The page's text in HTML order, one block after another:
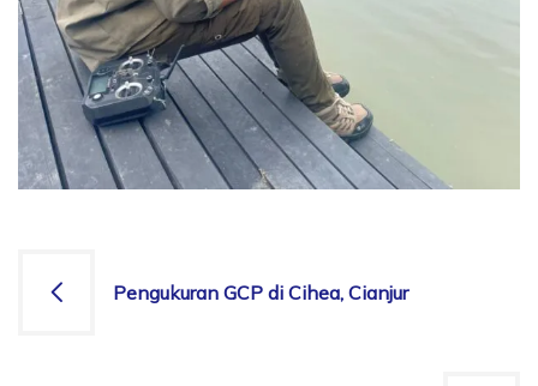
Pengukuran GCP di Cihea, Cianjur